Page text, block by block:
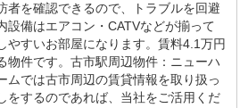
者を確認できるので、トラブルを回避
設備はエアコン・CATVなどが揃って
やすいお部屋になります。賃料4.1万円
物件です。古市駅周辺物件：ニューハ
ムでは古市周辺の賃貸情報を取り扱っ
をするのであれば、当社をご活用くだ